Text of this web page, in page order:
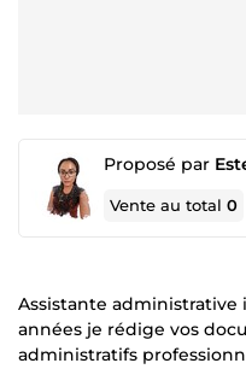
Proposé par
Vente au total0
Assistante
années je rédige vos
administratifs